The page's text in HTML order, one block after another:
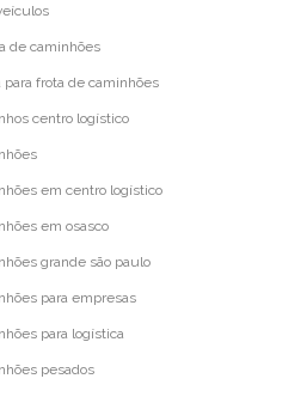
de caminhões
frota de caminhões
centro logístico
em centro logístico
em osasco
grande são paulo
para empresas
para logística
pesados